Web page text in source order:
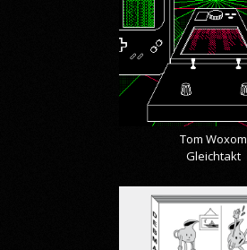
Tom Woxom
Gleichtakt